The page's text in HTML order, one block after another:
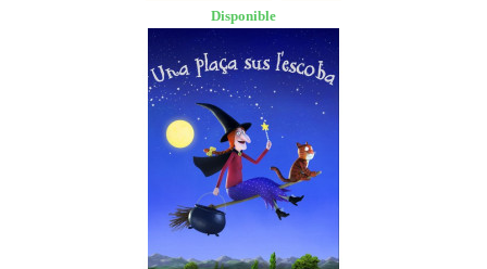
Disponible